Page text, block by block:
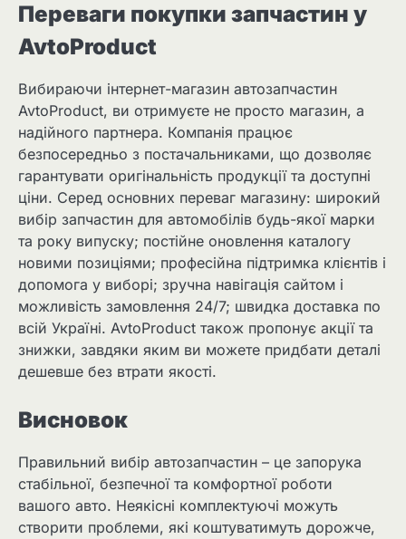
Переваги покупки запчастин у
AvtoProduct
Вибираючи інтернет-магазин автозапчастин
AvtoProduct, ви отримуєте не просто магазин, а
надійного партнера. Компанія працює
безпосередньо з постачальниками, що дозволяє
гарантувати оригінальність продукції та доступні
ціни. Серед основних переваг магазину: широкий
вибір запчастин для автомобілів будь-якої марки
та року випуску; постійне оновлення каталогу
новими позиціями; професійна підтримка клієнтів і
допомога у виборі; зручна навігація сайтом і
можливість замовлення 24/7; швидка доставка по
всій Україні. AvtoProduct також пропонує акції та
знижки, завдяки яким ви можете придбати деталі
дешевше без втрати якості.
Висновок
Правильний вибір автозапчастин – це запорука
стабільної, безпечної та комфортної роботи
вашого авто. Неякісні комплектуючі можуть
створити проблеми, які коштуватимуть дорожче,